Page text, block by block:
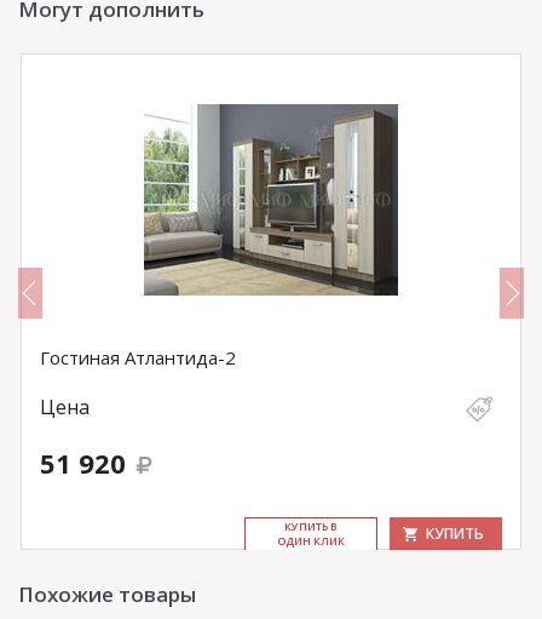
Могут дополнить
Гостиная Атлантида-2
Цена
51 920
КУ­ПИТЬ В
ОДИН КЛИК
КУПИТЬ
Похожие товары